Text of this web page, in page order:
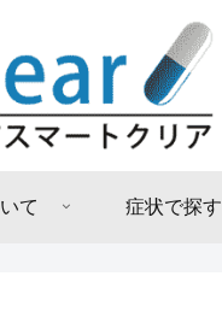
て 症状で探す